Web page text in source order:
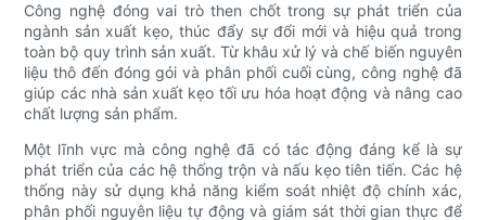
Công nghệ đóng vai trò then chốt trong sự phát triển của
ngành sản xuất kẹo, thúc đẩy sự đổi mới và hiệu quả trong
toàn bộ quy trình sản xuất. Từ khâu xử lý và chế biến nguyên
liệu thô đến đóng gói và phân phối cuối cùng, công nghệ đã
giúp các nhà sản xuất kẹo tối ưu hóa hoạt động và nâng cao
chất lượng sản phẩm.
Một lĩnh vực mà công nghệ đã có tác động đáng kể là sự
phát triển của các hệ thống trộn và nấu kẹo tiên tiến. Các hệ
thống này sử dụng khả năng kiểm soát nhiệt độ chính xác,
phân phối nguyên liệu tự động và giám sát thời gian thực để